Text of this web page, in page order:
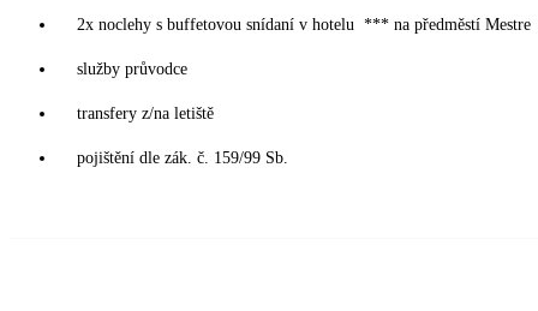
2x noclehy s buffetovou snídaní v hotelu *** na předměstí Mestre
služby průvodce
transfery z/na letiště
pojištění dle zák. č. 159/99 Sb.